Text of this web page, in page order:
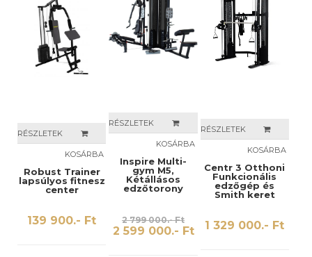
RÉSZLETEK
KOSÁRBA
Robust Trainer
lapsúlyos fitnesz
center
139 900.- Ft
RÉSZLETEK
KOSÁRBA
Inspire Multi-
gym M5,
Kétállásos
edzőtorony
2 799 000.- Ft
2 599 000.- Ft
RÉSZLETEK
KOSÁRBA
Centr 3 Otthoni
Funkcionális
edzőgép és
Smith keret
1 329 000.- Ft